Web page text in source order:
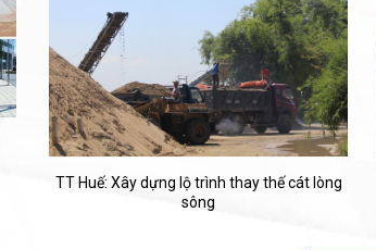
TT Huế: Xây dựng lộ trình thay thế cát lòng
sông